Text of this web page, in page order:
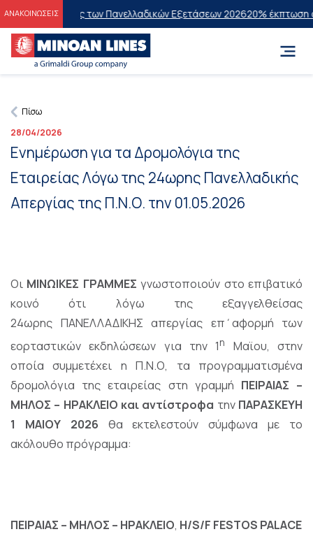
ΑΝΑΚΟΙΝΩΣΕΙΣ
Επιτυχόντες των Πανελλαδικών Εξετάσεων 202620% έκπτωση
Πίσω
28/04/2026
Ενημέρωση για τα Δρομολόγια της
Εταιρείας Λόγω της 24ωρης Πανελλαδικής
Απεργίας της Π.Ν.Ο. την 01.05.2026
Οι ΜΙΝΩΙΚΕΣ ΓΡΑΜΜΕΣ γνωστοποιούν στο επιβατικό
κοινό ότι λόγω της εξαγγελθείσας
24ωρης ΠΑΝΕΛΛΑΔΙΚΗΣ απεργίας επ΄αφορμή των
εορταστικών εκδηλώσεων για την 1η
Μαϊου, στην
οποία συμμετέχει η Π.Ν.Ο, τα προγραμματισμένα
δρομολόγια της εταιρείας στη γραμμή ΠΕΙΡΑΙΑΣ –
ΜΗΛΟΣ – ΗΡΑΚΛΕΙΟ και αντίστροφα την ΠΑΡΑΣΚΕΥΗ
1 ΜΑΙΟΥ
2026 θα εκτελεστούν σύμφωνα με το
ακόλουθο πρόγραμμα:
ΠΕΙΡΑΙΑΣ – ΜΗΛΟΣ – ΗΡΑΚΛΕΙΟ, H/S/F FESTOS PALACE